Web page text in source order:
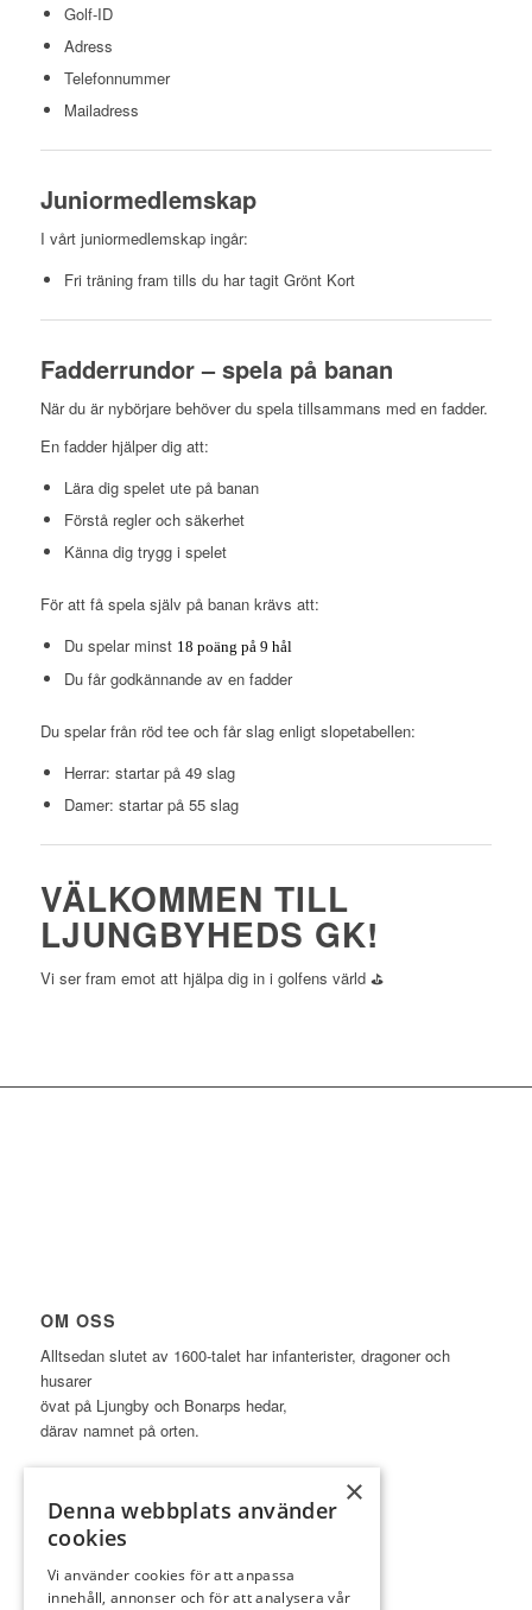
Golf-ID
Adress
Telefonnummer
Mailadress
Juniormedlemskap
I vårt juniormedlemskap ingår:
Fri träning fram tills du har tagit Grönt Kort
Fadderrundor – spela på banan
När du är nybörjare behöver du spela tillsammans med en fadder.
En fadder hjälper dig att:
Lära dig spelet ute på banan
Förstå regler och säkerhet
Känna dig trygg i spelet
För att få spela själv på banan krävs att:
Du spelar minst 18 poäng på 9 hål
Du får godkännande av en fadder
Du spelar från röd tee och får slag enligt slopetabellen:
Herrar: startar på 49 slag
Damer: startar på 55 slag
VÄLKOMMEN TILL
LJUNGBYHEDS GK!
Vi ser fram emot att hjälpa dig in i golfens värld ⛳
OM OSS
Alltsedan slutet av 1600-talet har infanterister, dragoner och
husarer
övat på Ljungby och Bonarps hedar,
därav namnet på orten.
LÄNKAR
×
Denna webbplats använder
cookies
Vi använder cookies för att anpassa
innehåll, annonser och för att analysera vår